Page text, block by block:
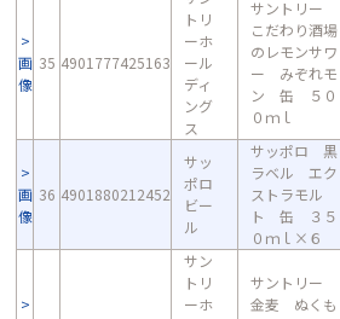
画
像
35 4901777425163
トリ
ーホ
ール
ディ
ング
ス
サントリー
こだわり酒場
のレモンサワ
ー みぞれモ
ン 缶 ５０
０ｍｌ
画
像
36 4901880212452
サッ
ポロ
ビー
ル
サッポロ 黒
ラベル エク
ストラモル
ト 缶 ３５
０ｍｌ×６
サン
トリ
ーホ
サントリー
金麦 ぬくも